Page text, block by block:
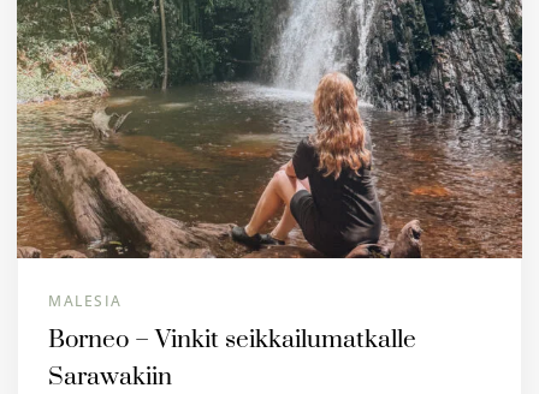
MALESIA
Borneo – Vinkit seikkailumatkalle
Sarawakiin